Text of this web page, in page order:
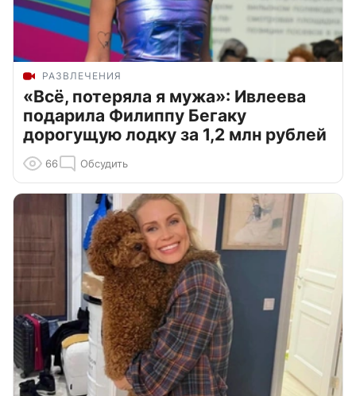
РАЗВЛЕЧЕНИЯ
«Всё, потеряла я мужа»: Ивлеева
подарила Филиппу Бегаку
дорогущую лодку за 1,2 млн рублей
66 Обсудить